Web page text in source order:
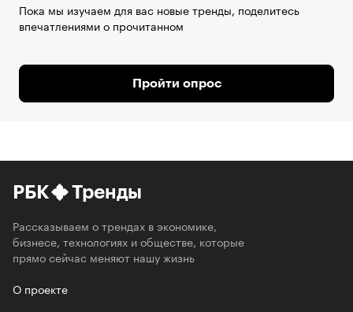
Пока мы изучаем для вас новые тренды, поделитесь
впечатлениями о прочитанном
Пройти опрос
РБК Тренды
Рассказываем о трендах в экономике,
бизнесе, технологиях и обществе, которые
прямо сейчас меняют нашу жизнь
О проекте